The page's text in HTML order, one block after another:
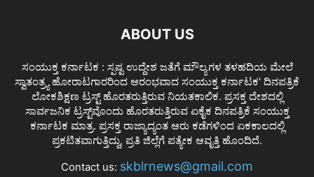
ABOUT US
ಸಂಯುಕ್ತ ಕರ್ನಾಟಕ : ಸ್ಪಷ್ಟ ಉದ್ದೇಶ ಜತೆಗೆ ಮೌಲ್ಯಗಳ ತಳಹದಿಯ ಮೇಲೆ
ಸ್ವಾತಂತ್ರ್ಯ ಹೋರಾಟಗಾರರಿಂದ ಆರಂಭವಾದ ಸಂಯುಕ್ತ ಕರ್ನಾಟಕ' ದಿನಪತ್ರಿಕೆ
ಲೋಕಶಿಕ್ಷಣ ಟ್ರಸ್ಟ್ ಹೊರತರುತ್ತಿರುವ ನಿಯತಕಾಲಿಕ. ಪ್ರಸಕ್ತ ದೇಶದಲ್ಲಿ
ಸಾರ್ವಜನಿಕ ಟ್ರಸ್ಟ್‌ವೊಂದು ಹೊರತರುತ್ತಿರುವ ಏಕೈಕ ದಿನಪತ್ರಿಕೆ ಸಂಯುಕ್ತ
ಕರ್ನಾಟಕ ಮಾತ್ರ. ಪ್ರಸಕ್ತ ರಾಜ್ಯಾದ್ಯಂತ ಆರು ಕಡೆಗಳಿಂದ ಏಕಕಾಲದಲ್ಲಿ
ಪ್ರಕಟಿತವಾಗುತ್ತಿದ್ದು, ಪ್ರತಿ ಜಿಲ್ಲೆಗೆ ಪತ್ಯೇಕ ಆವೃತ್ತಿ ಹೊಂದಿದೆ.
Contact us: skblrnews@gmail.com